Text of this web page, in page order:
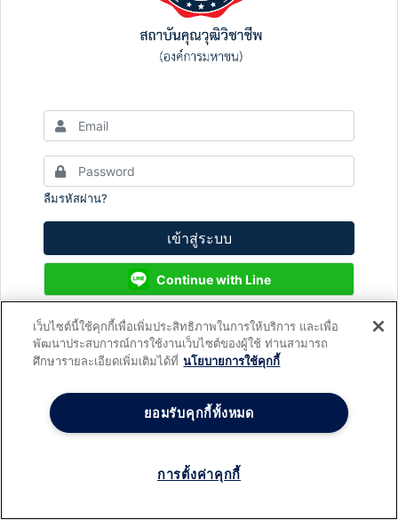
ลืมรหัสผ่าน?
เข้าสู่ระบบ
Continue with Line
ยังไม่มีบัญชีใช่หรือไม่?สมัครสมาชิก
เว็บไซต์นี้ใช้คุกกี้เพื่อเพิ่มประสิทธิภาพในการให้บริการ และเพื่อ
พัฒนาประสบการณ์การใช้งานเว็บไซต์ของผู้ใช้ ท่านสามารถ
ศึกษารายละเอียดเพิ่มเติมได้ที่ นโยบายการใช้คุกกี้
ยอมรับคุกกี้ทั้งหมด
การตั้งค่าคุกกี้